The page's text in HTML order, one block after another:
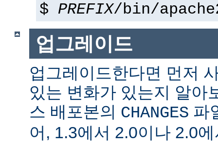
$ PREFIX/bin/
업그레이드
업그레이드한다면 먼저
있는 변화가 있는지 알아
스 배포본의 CHANGES 파
어, 1.3에서 2.0이나 2.0